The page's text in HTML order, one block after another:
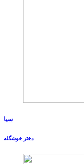
سیا
دختر خوشگله